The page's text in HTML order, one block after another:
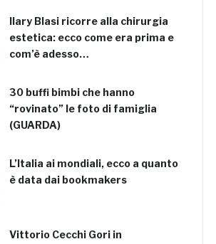
Ilary Blasi ricorre alla chirurgia
estetica: ecco come era prima e
com’è adesso…
30 buffi bimbi che hanno
“rovinato” le foto di famiglia
(GUARDA)
L’Italia ai mondiali, ecco a quanto
è data dai bookmakers
Vittorio Cecchi Gori in